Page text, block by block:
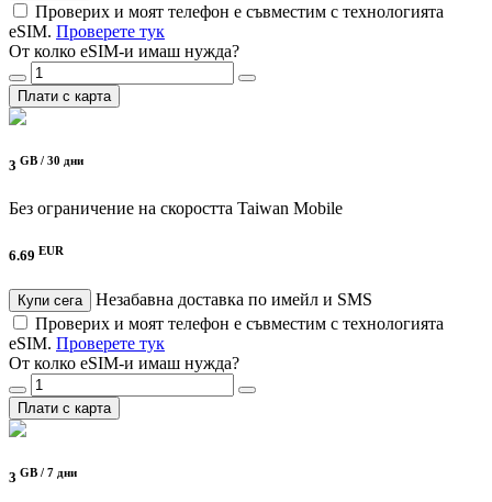
Проверих и моят телефон е съвместим с технологията
eSIM. Проверете тук
От колко eSIM-и имаш нужда?
Плати с карта
3 GB / 30 дни
Без ограничение на скоростта Taiwan Mobile
6.69 EUR
Купи сега
Незабавна доставка по имейл и SMS
Проверих и моят телефон е съвместим с технологията
eSIM. Проверете тук
От колко eSIM-и имаш нужда?
Плати с карта
3 GB / 7 дни